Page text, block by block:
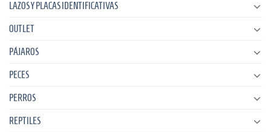
LAZOS Y PLACAS IDENTIFICATIVAS
OUTLET
PÁJAROS
PECES
PERROS
REPTILES